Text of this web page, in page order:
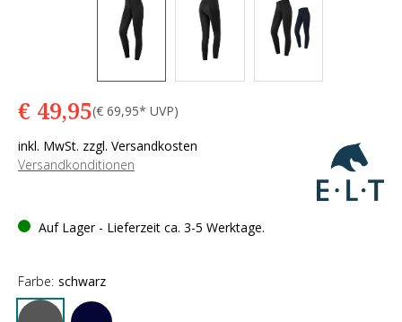
€ 49,95(€ 69,95* UVP)
inkl. MwSt. zzgl. Versandkosten
Versandkonditionen
Auf Lager - Lieferzeit ca. 3-5 Werktage.
Farbe: schwarz